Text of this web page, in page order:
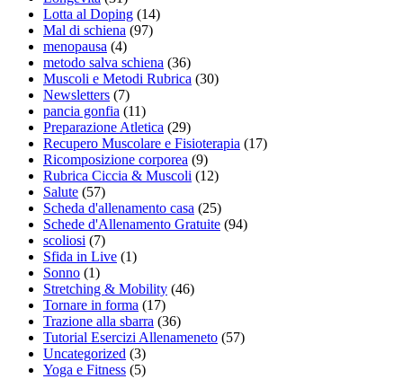
Lotta al Doping (14)
Mal di schiena (97)
menopausa (4)
metodo salva schiena (36)
Muscoli e Metodi Rubrica (30)
Newsletters (7)
pancia gonfia (11)
Preparazione Atletica (29)
Recupero Muscolare e Fisioterapia (17)
Ricomposizione corporea (9)
Rubrica Ciccia & Muscoli (12)
Salute (57)
Scheda d'allenamento casa (25)
Schede d'Allenamento Gratuite (94)
scoliosi (7)
Sfida in Live (1)
Sonno (1)
Stretching & Mobility (46)
Tornare in forma (17)
Trazione alla sbarra (36)
Tutorial Esercizi Allenameneto (57)
Uncategorized (3)
Yoga e Fitness (5)